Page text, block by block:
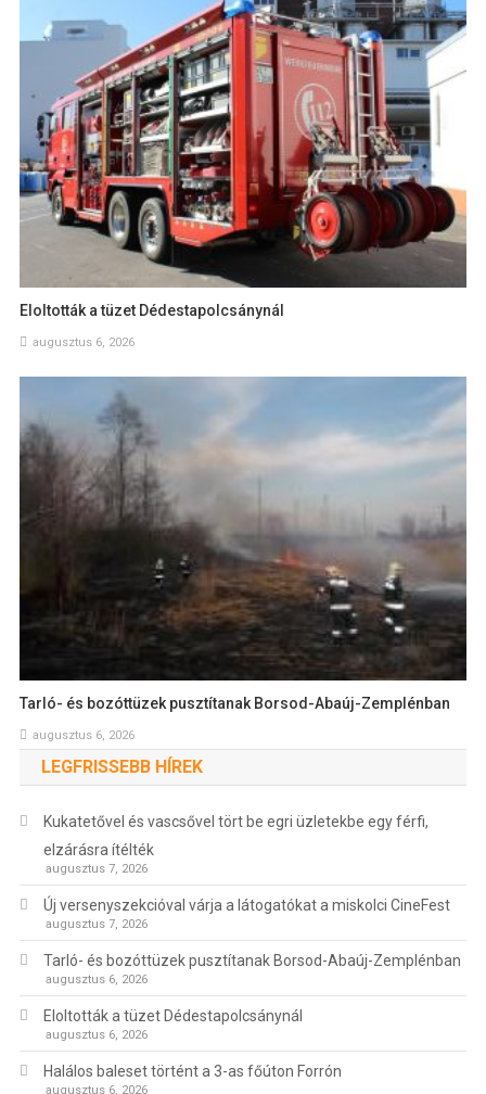
Eloltották a tüzet Dédestapolcsánynál
augusztus 6, 2026
Tarló- és bozóttüzek pusztítanak Borsod-Abaúj-Zemplénban
augusztus 6, 2026
LEGFRISSEBB HÍREK
Kukatetővel és vascsővel tört be egri üzletekbe egy férfi,
elzárásra ítélték
augusztus 7, 2026
Új versenyszekcióval várja a látogatókat a miskolci CineFest
augusztus 7, 2026
Tarló- és bozóttüzek pusztítanak Borsod-Abaúj-Zemplénban
augusztus 6, 2026
Eloltották a tüzet Dédestapolcsánynál
augusztus 6, 2026
Halálos baleset történt a 3-as főúton Forrón
augusztus 6, 2026